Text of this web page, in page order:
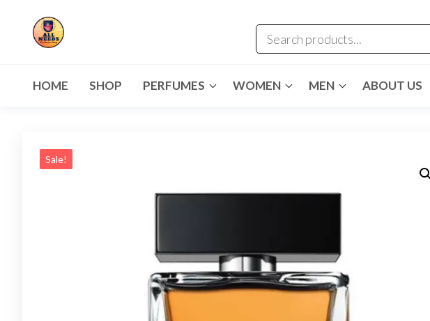
HOME SHOP PERFUMES WOMEN MEN ABOUT US
Sale!